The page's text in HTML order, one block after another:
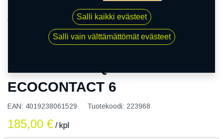
155/60R20 80Q CONTINENTAL ECOCONTACT 6
ECOCONTACT 6
EAN: 4019238061529 Tuotekoodi: 223968
185,00 € / kpl
Salli kaikki evästeet
Salli vain välttämättömät evästeet